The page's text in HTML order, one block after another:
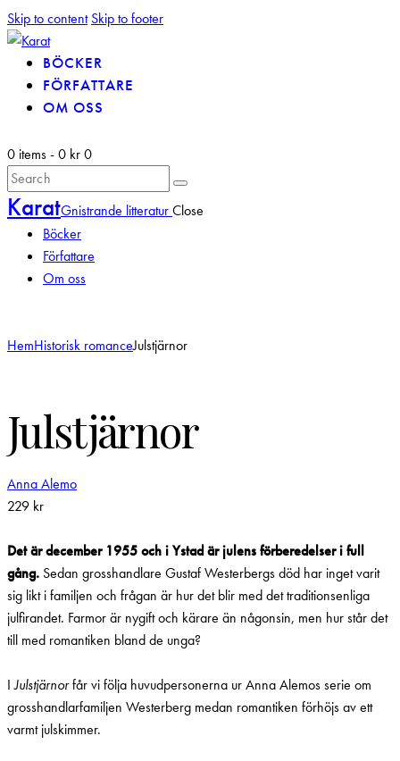
Skip to content Skip to footer
BÖCKER
FÖRFATTARE
OM OSS
0 items-0 kr0
KaratGnistrande litteraturClose
Böcker
Författare
Om oss
HemHistorisk romanceJulstjärnor
Julstjärnor
Anna Alemo
229 kr
Det är december 1955 och i Ystad är julens förberedelser i full
gång. Sedan grosshandlare Gustaf Westerbergs död har inget varit
sig likt i familjen och frågan är hur det blir med det traditionsenliga
julfirandet. Farmor är nygift och kärare än någonsin, men hur står det
till med romantiken bland de unga?
IJulstjärnorfår vi följa huvudpersonerna ur Anna Alemos serie om
grosshandlarfamiljen Westerberg medan romantiken förhöjs av ett
varmt julskimmer.